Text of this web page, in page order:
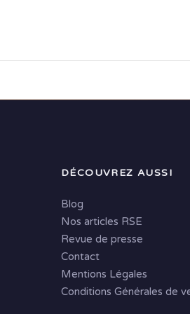
DÉCOUVREZ AUSSI
Blog
Nos articles RSE
Revue de presse
Contact
Mentions Légales
Conditions Générales de